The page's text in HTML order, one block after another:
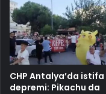
CHP Antalya’da istifa
depremi: Pikachu da